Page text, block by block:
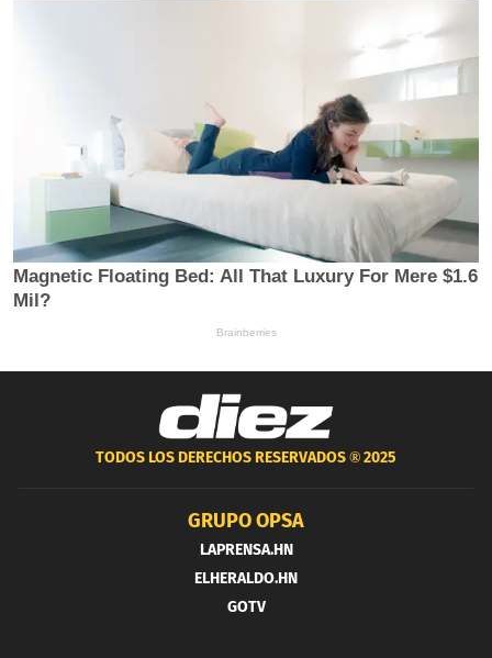
TODOS LOS DERECHOS RESERVADOS ®2025
GRUPO OPSA
LAPRENSA.HN
ELHERALDO.HN
GOTV